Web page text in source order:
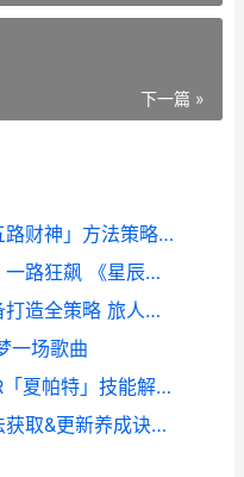
下一篇 »
《锦绣商铺》方法说明：「五路财神」方法策略说明 锦绣商业广场
《星辰变：归来》更新战力・一路狂飙 《星辰变:归来》2026
《旅人日记》装备系统：装备打造全策略 旅人系列
一场歌曲
《镭明闪击》人物策略：SSR「夏帕特」技能解析&实战组合主推 镭明士pixie30
《大道仙途》功法策略：功法获取&更新养成诀窍说明 《大道仙途》功夫排行榜